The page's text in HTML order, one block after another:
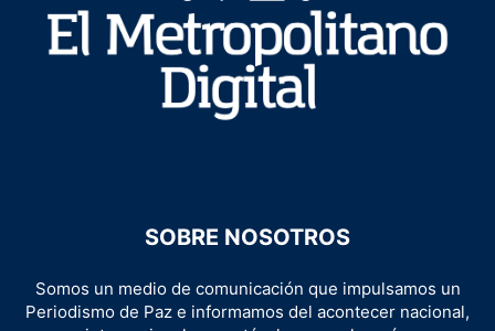
SOBRE NOSOTROS
Somos un medio de comunicación que impulsamos un
Periodismo de Paz e informamos del acontecer nacional,